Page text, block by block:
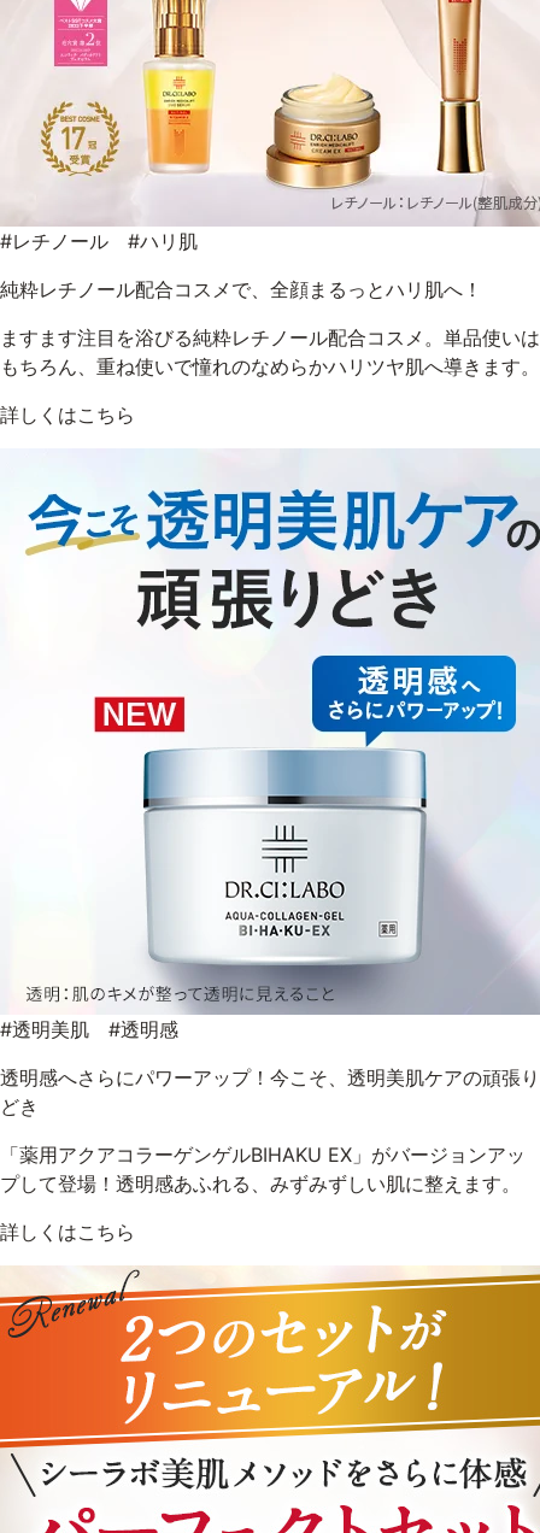
#レチノール #ハリ肌
純粋レチノール配合コスメで、全顔まるっとハリ肌へ！
ますます注目を浴びる純粋レチノール配合コスメ。単品使いは
もちろん、重ね使いで憧れのなめらかハリツヤ肌へ導きます。
詳しくはこちら
#透明美肌 #透明感
透明感へさらにパワーアップ！今こそ、透明美肌ケアの頑張り
どき
「薬用アクアコラーゲンゲルBIHAKU EX」がバージョンアッ
プして登場！透明感あふれる、みずみずしい肌に整えます。
詳しくはこちら